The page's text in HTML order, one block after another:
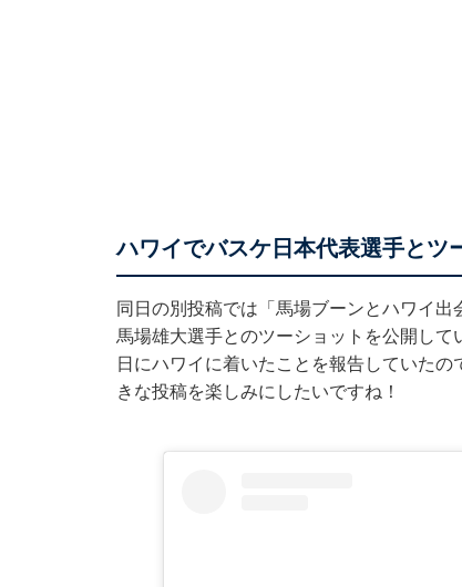
ハワイでバスケ日本代表選手とツ
同日の別投稿では「馬場ブーンとハワイ
馬場雄大選手とのツーショットを公開し
日にハワイに着いたことを報告していた
きな投稿を楽しみにしたいですね！